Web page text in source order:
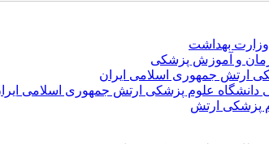
بهداشت
و آموزش پزشکی
ارتش جمهوری اسلامی ایران
دانشگاه علوم پزشکی ارتش جمهوری اسلامی
پزشکی ارتش